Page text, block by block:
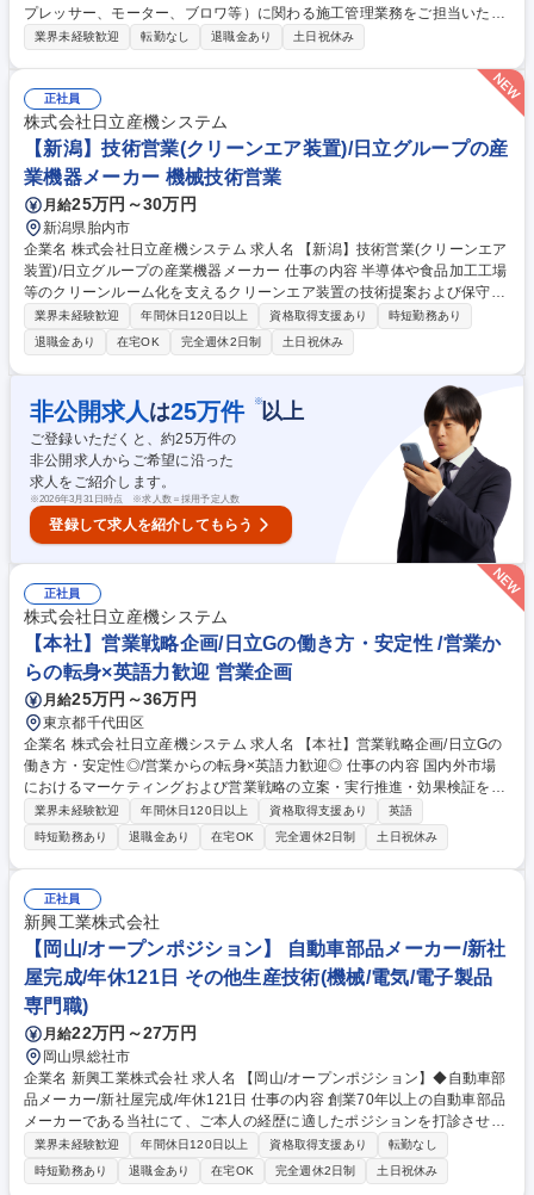
プレッサー、モーター、ブロワ等）に関わる施工管理業務をご担当いただ
きます。 主に、■機器メンテナンス業務■部門マネジメント■人材育成・指
理装置やモーター、空調や電気等幅広いジャンルの設計～メンテナンスを
担当しております。昨年は上記事業を評価され宮崎県から認定を受けまし
た。 【強み】産業機械設備の販売・施工や点検・アフターサービスなど、
幅広い対応力で日本産業を代表する大手メーカーのパートナー企業として
成長しました。 募集職種 宮崎市/機械メンテナンス/【残業月20h程度／賞
与年3回】【WEB可能】
業界未経験歓迎 転勤なし 退職金あり 土日祝休み
正社員
株式会社日立産機システム
【新潟】技術営業(クリーンエア装置)/日立グループの産
業機器メーカー 機械技術営業
月給25万円～30万円
新潟県胎内市
企業名 株式会社日立産機システム 求人名 【新潟】技術営業(クリーンエア
装置)/日立グループの産業機器メーカー 仕事の内容 半導体や食品加工工場
等のクリーンルーム化を支えるクリーンエア装置の技術提案および保守対
応をお任せします。 成長領域における清浄環境づくりに技術面から関与で
きるポジションです。 【具体的には】 産業用空気清浄機器の技術提案/筐
体構造・部品選定など設計基礎の習得/既存顧客への仕様確認・課題ヒアリ
ング/簡単なメンテナンス、保守対応/全国顧客先への出張対応、導入支
援。 【取扱製品】 エアシャワー、FFU、バイオハザード対策用安全キャ
ビネットなど、新薬開発や精密製造に欠かせない信頼性の高い商品を展開
しています。 募集職種 【新潟】技術営業(クリーンエア装置)/日立グルー
プの産業機器メーカー
業界未経験歓迎 年間休日120日以上 資格取得支援あり
時短勤務あり
退職金あり
在宅OK 完全週休2日制 土日祝休み
非公開求人 は25万件 ※以上
ご登録いただくと、約25万件の
非公開求人からご希望に沿った
求人をご紹介します。
※2026年3月31日時点 ※求人数＝採用予定人数
登録して求人を紹介してもらう
正社員
株式会社日立産機システム
【本社】営業戦略企画/日立Gの働き方・安定性 /営業か
らの転身×英語力歓迎 営業企画
月給25万円～36万円
東京都千代田区
企業名 株式会社日立産機システム 求人名 【本社】営業戦略企画/日立Gの
働き方・安定性◎/営業からの転身×英語力歓迎◎ 仕事の内容 国内外市場
におけるマーケティングおよび営業戦略の立案・実行推進・効果検証を担
当。市場・顧客データの分析に基づき、国内外の営業部門や代理店に向け
た戦略推進やKPI管理、経営向けレポート作成を行います。 【詳細】デー
タ分析に基づくターゲット市場・重点顧客の攻略方針策定。営業・事業部
門・海外拠点との施策検討や実行フォロー。Excel・PowerPointを用いた
集計・報告資料作成、施策実行後のKPIモニタリングと改善立案。【魅
力】事業成長に直結する戦略立案から推進まで一貫して携われるポジショ
ン。国内外のステークホルダーと協業し、グローバル視点での市場開拓や
戦略推進のスキルを高められます。 募集職種 【本社】営業戦略企画/日立
Gの働き方・安定性◎/営業からの転身×英語力歓迎◎
業界未経験歓迎 年間休日120日以上 資格取得支援あり
英語
時短勤務あり
退職金あり 在宅OK 完全週休2日制 土日祝休み
正社員
新興工業株式会社
【岡山/オープンポジション】 自動車部品メーカー/新社
屋完成/年休121日 その他生産技術(機械/電気/電子製品
専門職)
月給22万円～27万円
岡山県総社市
企業名 新興工業株式会社 求人名 【岡山/オープンポジション】◆自動車部
品メーカー/新社屋完成/年休121日 仕事の内容 創業70年以上の自動車部品
メーカーである当社にて、ご本人の経歴に適したポジションを打診させて
いただきます。まずはご応募くださいませ。 【ポジション例】 ・生産技
術 ・加工技術 ・品質保証 ・設備保全 ※その他、社内のエンジニアポジシ
ョンを幅広く検討します 募集職種 【岡山/オープンポジション】◆自動車
業界未経験歓迎 年間休日120日以上 資格取得支援あり
転勤なし
時短勤務あり
退職金あり 在宅OK 完全週休2日制 土日祝休み